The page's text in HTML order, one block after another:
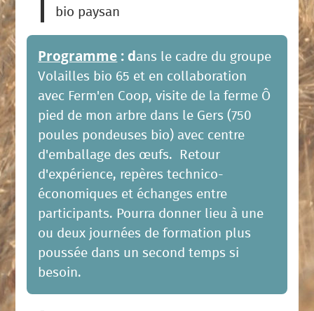
bio paysan
Programme : dans le cadre du groupe
Volailles bio 65 et en collaboration
avec Ferm'en Coop, visite de la ferme Ô
pied de mon arbre dans le Gers (750
poules pondeuses bio) avec centre
d'emballage des œufs. Retour
d'expérience, repères technico-
économiques et échanges entre
participants. Pourra donner lieu à une
ou deux journées de formation plus
poussée dans un second temps si
besoin.